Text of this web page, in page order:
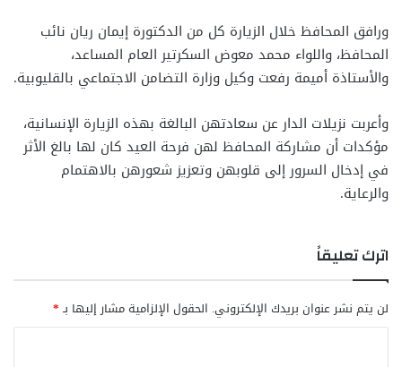
ورافق المحافظ خلال الزيارة كل من الدكتورة إيمان ريان نائب
المحافظ، واللواء محمد معوض السكرتير العام المساعد،
والأستاذة أميمة رفعت وكيل وزارة التضامن الاجتماعي بالقليوبية.
وأعربت نزيلات الدار عن سعادتهن البالغة بهذه الزيارة الإنسانية،
مؤكدات أن مشاركة المحافظ لهن فرحة العيد كان لها بالغ الأثر
في إدخال السرور إلى قلوبهن وتعزيز شعورهن بالاهتمام
والرعاية.
اترك تعليقاً
لن يتم نشر عنوان بريدك الإلكتروني. الحقول الإلزامية مشار إليها بـ*